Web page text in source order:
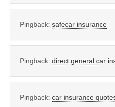
Pingback: safecar insurance
Pingback: direct general car
Pingback: car insurance